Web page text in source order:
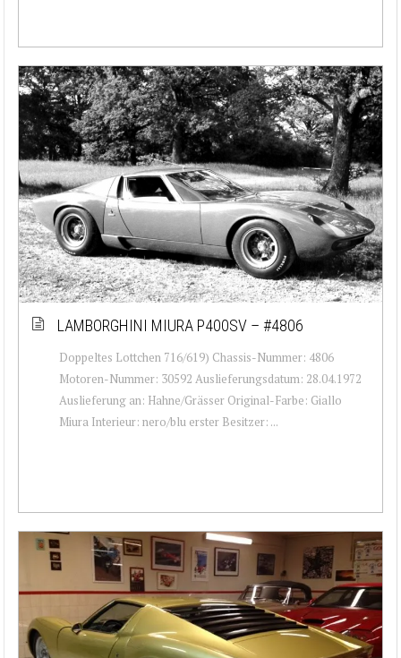
LAMBORGHINI MIURA P400SV – #4806
Doppeltes Lottchen 716/619) Chassis-Nummer: 4806
Motoren-Nummer: 30592 Auslieferungsdatum: 28.04.1972
Auslieferung an: Hahne/Grässer Original-Farbe: Giallo
Miura Interieur: nero/blu erster Besitzer: ...